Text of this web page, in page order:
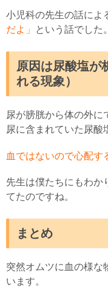
小児科の先生の話によ
だよ」
という話でした。
原因は尿酸塩が
れる現象）
尿が膀胱から体の外に
尿に含まれていた尿酸
血ではないので心配す
先生は僕たちにもわか
てたのですね。
まとめ
突然オムツに血の様な
います。